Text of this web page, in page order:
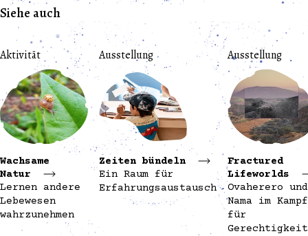
Siehe auch
Aktivität
Wachsame
Natur
Lernen andere
Lebewesen
wahrzunehmen
Ausstellung
Zeiten bündeln
Ein Raum für
Erfahrungsaustausch
Ausstellung
Fractured
Lifeworlds
Ovaherero und
Nama im Kampf
für
Gerechtigkeit